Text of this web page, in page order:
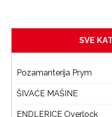
SVE
Pozamanterija Prym
ŠIVAĆE MAŠINE
ENDLERICE Overlock